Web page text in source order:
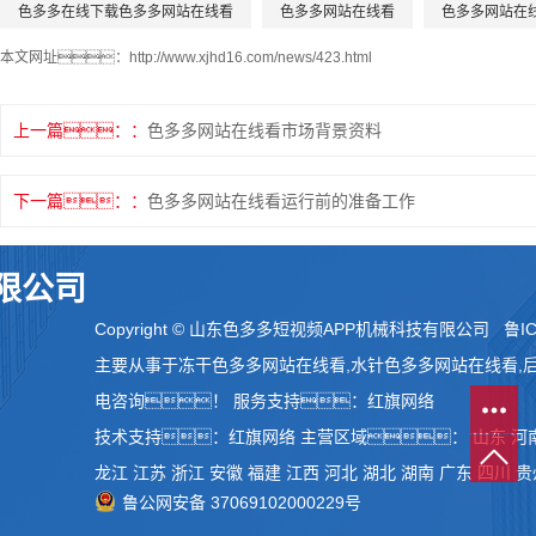
色多多在线下载色多多网站在线看 色多多网站在线看 色多多网站在
本文网址： http://www.xjhd16.com/news/423.html
上一篇： 色多多网站在线看市场背景资料
下一篇： 色多多网站在线看运行前的准备工作
公司
Copyright © 山东色多多短视频APP机械科技有限公司 鲁
主要从事于冻干色多多网站在线看 水针色多多网站在线看
电咨询！ 服务支持： 红旗网络
技术支持： 红旗网络 主营区域：山东 河
龙江 江苏 浙江 安徽 福建 江西 河北 湖北 湖南 广东 四川
鲁公网安备 37069102000229号